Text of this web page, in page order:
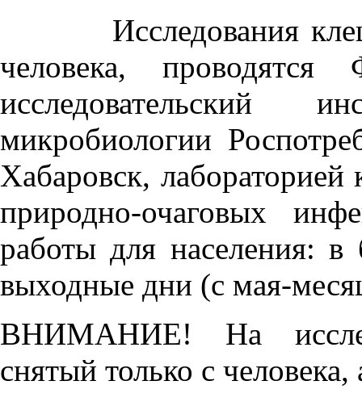
Исследования
человека,
исследовательский
микробиологии
Хабаровск,
природно-очаговых
работы для населения:
выходные дни (с мая-
ВНИМАНИЕ! На
снятый только с